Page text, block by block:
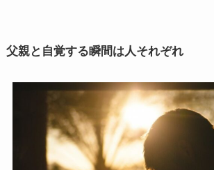
父親と自覚する瞬間は人それぞれ